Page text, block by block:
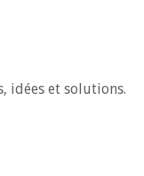
idées et solutions.